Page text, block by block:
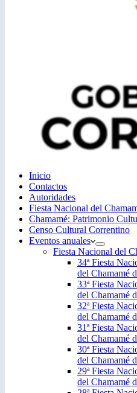
Inicio
Contactos
Autoridades
Fiesta Nacional del
Chamamé: Patrimonio
Censo Cultural Correntino
Eventos anuales
Fiesta Nacional del
34ª Fiesta
del Chamamé
33ª Fiesta
del Chamamé
32ª Fiesta
del Chamamé
31ª Fiesta
del Chamamé
30ª Fiesta
del Chamamé
29ª Fiesta
del Chamamé